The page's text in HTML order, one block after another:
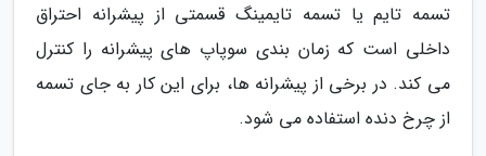
تسمه تایم یا تسمه تایمینگ قسمتی از پیشرانه احتراق
داخلی است که زمان بندی سوپاپ های پیشرانه را کنترل
می کند. در برخی از پیشرانه ها، برای این کار به جای تسمه
از چرخ دنده استفاده می شود.